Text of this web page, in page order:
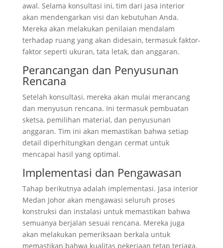
awal. Selama konsultasi ini, tim dari jasa interior
akan mendengarkan visi dan kebutuhan Anda.
Mereka akan melakukan penilaian mendalam
terhadap ruang yang akan didesain, termasuk faktor-
faktor seperti ukuran, tata letak, dan anggaran.
Perancangan dan Penyusunan
Rencana
Setelah konsultasi, mereka akan mulai merancang
dan menyusun rencana. Ini termasuk pembuatan
sketsa, pemilihan material, dan penyusunan
anggaran. Tim ini akan memastikan bahwa setiap
detail diperhitungkan dengan cermat untuk
mencapai hasil yang optimal.
Implementasi dan Pengawasan
Tahap berikutnya adalah implementasi. Jasa interior
Medan Johor akan mengawasi seluruh proses
konstruksi dan instalasi untuk memastikan bahwa
semuanya berjalan sesuai rencana. Mereka juga
akan melakukan pemeriksaan berkala untuk
memastikan bahwa kualitas pekerjaan tetap terjaga.